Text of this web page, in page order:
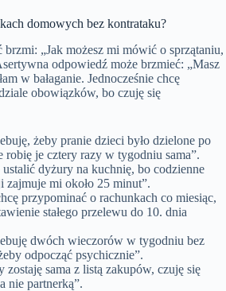
domowych bez kontrataku?
„Jak możesz mi mówić o sprzątaniu,
odpowiedź może brzmieć: „Masz
w bałaganie. Jednocześnie chcę
obowiązków, bo czuję się
żeby pranie dzieci było dzielone po
robię je cztery razy w tygodniu sama”.
ustalić dyżury na kuchnię, bo codzienne
zajmuje mi około 25 minut”.
przypominać o rachunkach co miesiąc,
stałego przelewu do 10. dnia
dwóch wieczorów w tygodniu bez
odpocząć psychicznie”.
zostaję sama z listą zakupów, czuję się
nie partnerką”.